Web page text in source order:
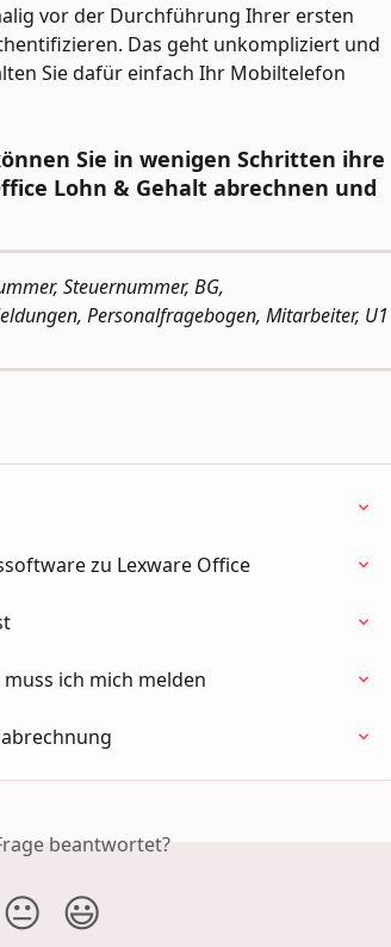
vor der Durchführung Ihrer ersten
Das geht unkompliziert und
Sie dafür einfach Ihr Mobiltelefon
Sie in wenigen Schritten ihre
Lohn & Gehalt abrechnen und
Steuernummer, BG,
Personalfragebogen, Mitarbeiter, U1
zu Lexware Office
ich mich melden
beantwortet?
😐 😃